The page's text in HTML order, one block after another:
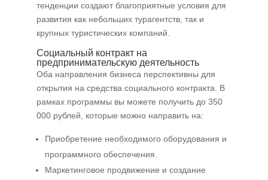
тенденции создают благоприятные условия для
развития как небольших турагентств, так и
крупных туристических компаний.
Социальный контракт на
предпринимательскую деятельность
Оба направления бизнеса перспективны для
открытия на средства социального контракта. В
рамках программы вы можете получить до 350
000 рублей, которые можно направить на:
Приобретение необходимого оборудования и
программного обеспечения.
Маркетинговое продвижение и создание